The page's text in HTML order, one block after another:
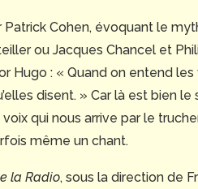
Patrick Cohen, évoquant le
ou Jacques Chancel et
Hugo : « Quand on entend les
disent. » Car là est bien
voix qui nous arrive par le
même un chant.
la Radio, sous la direction de